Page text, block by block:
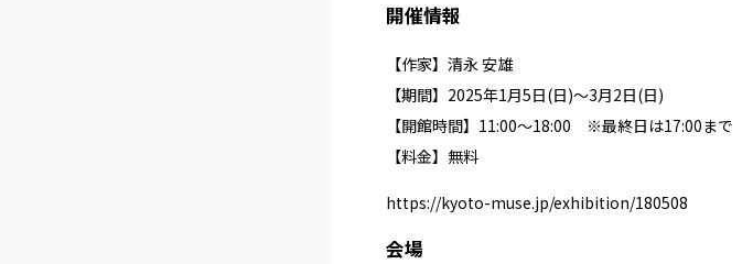
開催情報
【作家】清永 安雄
【期間】2025年1月5日(日)〜3月2日(日)
【開館時間】11:00〜18:00 ※最終日は17:00まで
【料金】無料
https://kyoto-muse.jp/exhibition/180508
会場